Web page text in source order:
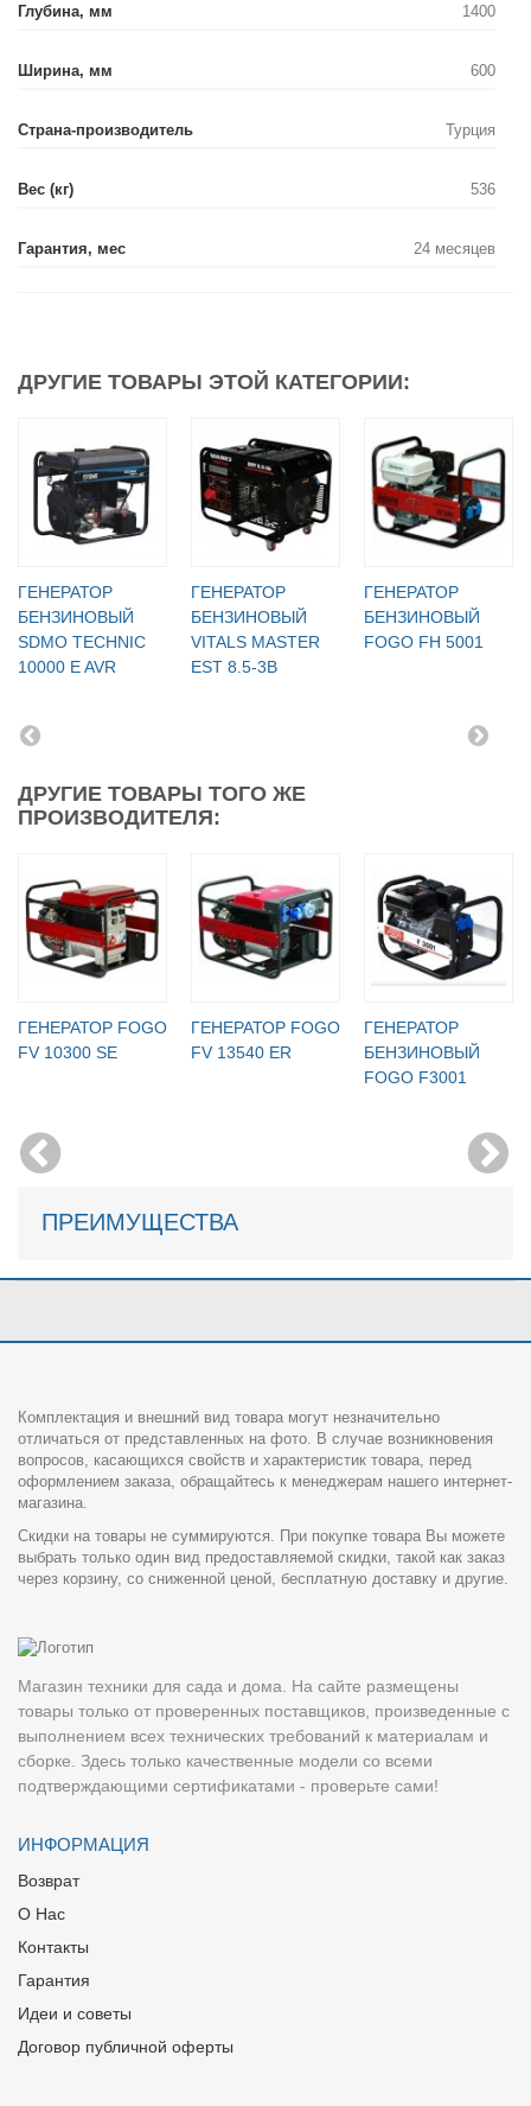
Глубина, мм 1400
Ширина, мм 600
Страна-производитель Турция
Вес (кг) 536
Гарантия, мес 24 месяцев
ДРУГИЕ ТОВАРЫ ЭТОЙ КАТЕГОРИИ:
ГЕНЕРАТОР
БЕНЗИНОВЫЙ
SDMO TECHNIC
10000 E AVR
ГЕНЕРАТОР
БЕНЗИНОВЫЙ
VITALS MASTER
EST 8.5-3B
ГЕНЕРАТОР
БЕНЗИНОВЫЙ
FOGO FH 5001
ДРУГИЕ ТОВАРЫ ТОГО ЖЕ
ПРОИЗВОДИТЕЛЯ:
ГЕНЕРАТОР FOGO
FV 10300 SE
ГЕНЕРАТОР FOGO
FV 13540 ER
ГЕНЕРАТОР
БЕНЗИНОВЫЙ
FOGO F3001
ПРЕИМУЩЕСТВА
Комплектация и внешний вид товара могут незначительно
отличаться от представленных на фото. В случае возникновения
вопросов, касающихся свойств и характеристик товара, перед
оформлением заказа, обращайтесь к менеджерам нашего интернет-
магазина.
Скидки на товары не суммируются. При покупке товара Вы можете
выбрать только один вид предоставляемой скидки, такой как заказ
через корзину, со сниженной ценой, бесплатную доставку и другие.
Магазин техники для сада и дома. На сайте размещены
товары только от проверенных поставщиков, произведенные с
выполнением всех технических требований к материалам и
сборке. Здесь только качественные модели со всеми
подтверждающими сертификатами - проверьте сами!
ИНФОРМАЦИЯ
Возврат
О Нас
Контакты
Гарантия
Идеи и советы
Договор публичной оферты